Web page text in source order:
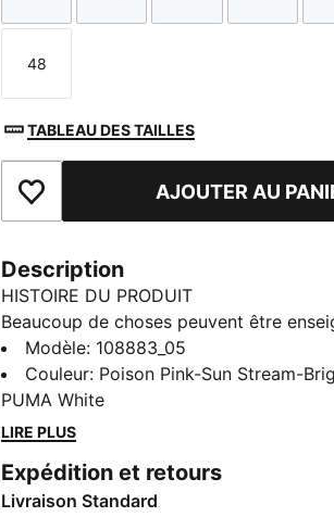
Taille
48
TABLEAU DES TAILLES
Ajouter aux favorisAJOUTER AU
Description
HISTOIRE DU PRODUIT
Beaucoup de choses peuvent être
créativité ? C'est inné. Montre tes
de jeu avec la FUTURE 9 ULTIMATE.
repensée FUZIONFIT bouge avec toi
seconde peau, te maintenant en place
grip 3D combinées au GripControl Pro
de maîtrise du ballon pour que chaque
Modèle: 108883_05
Couleur: Poison Pink-Sun Stream-
PUMA White
LIRE PLUS
Expédition et retours
Livraison Standard